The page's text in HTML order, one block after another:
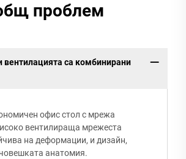
проблем
вентилацията са комбинирани
офис стол с мрежа
вентилираща мрежеста
на деформации, и дизайн,
анатомия.